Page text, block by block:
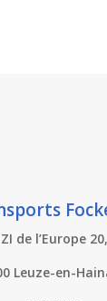
ZI de l’Europe 20,
Leuze-en-